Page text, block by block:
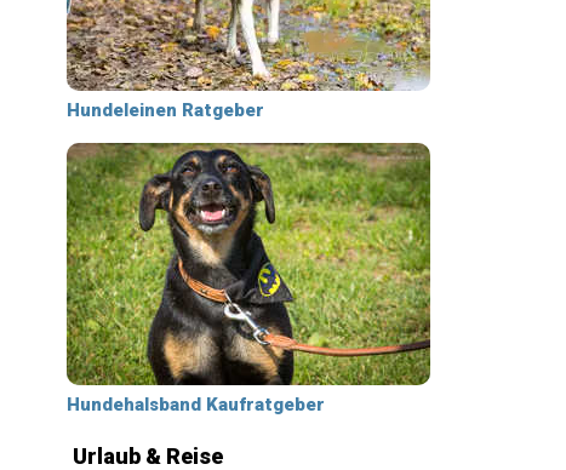
Hundeleinen Ratgeber
Hundehalsband Kaufratgeber
Urlaub & Reise